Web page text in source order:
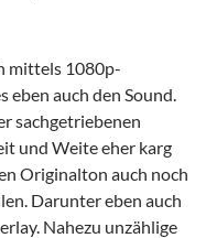
mittels 1080p-
auch den Sound.
sachgetriebenen
und Weite eher karg
Originalton auch noch
Darunter eben auch
Nahezu unzählige